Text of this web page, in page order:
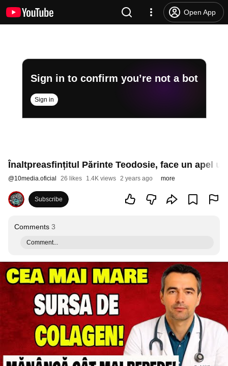
Open App
Sign in to confirm you’re not a bot
Sign in
Înaltpreasfințitul Părinte Teodosie, face un apel
@10media.oficial 26 likes 1.4K views 2 years ago more
Subscribe
Comments 3
Comment...